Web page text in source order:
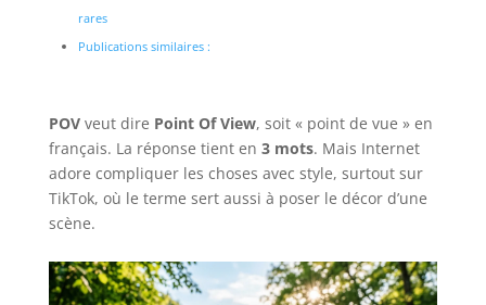
rares
Publications similaires :
POVveut dire Point Of View, soit « point de vue » en
français. La réponse tient en 3 mots. Mais Internet
adore compliquer les choses avec style, surtout sur
TikTok, où le terme sert aussi à poser le décor d’une
scène.